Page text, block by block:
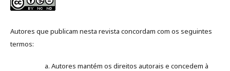
Autores que publicam nesta revista concordam com os seguintes
termos:
Autores mantém os direitos autorais e concedem à